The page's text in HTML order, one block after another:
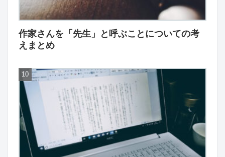
作家さんを「先生」と呼ぶことについての考
えまとめ